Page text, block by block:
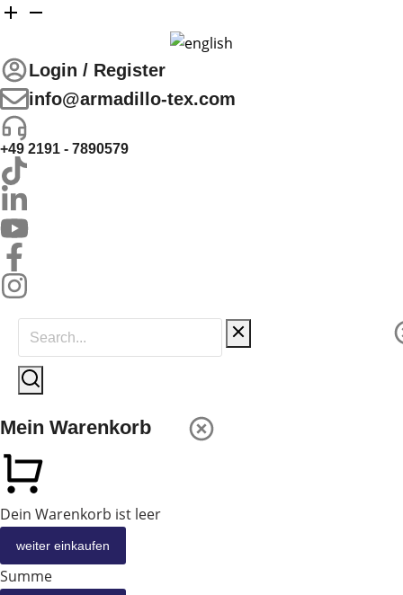
Login / Register
info@armadillo-tex.com
+49 2191 - 7890579
Mein Warenkorb
Dein Warenkorb ist leer
weiter einkaufen
Summe